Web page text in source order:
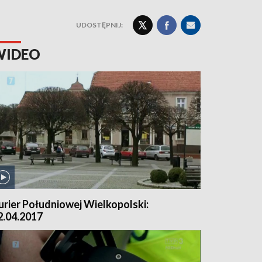
UDOSTĘPNIJ:
Południowej Wielkopolski: